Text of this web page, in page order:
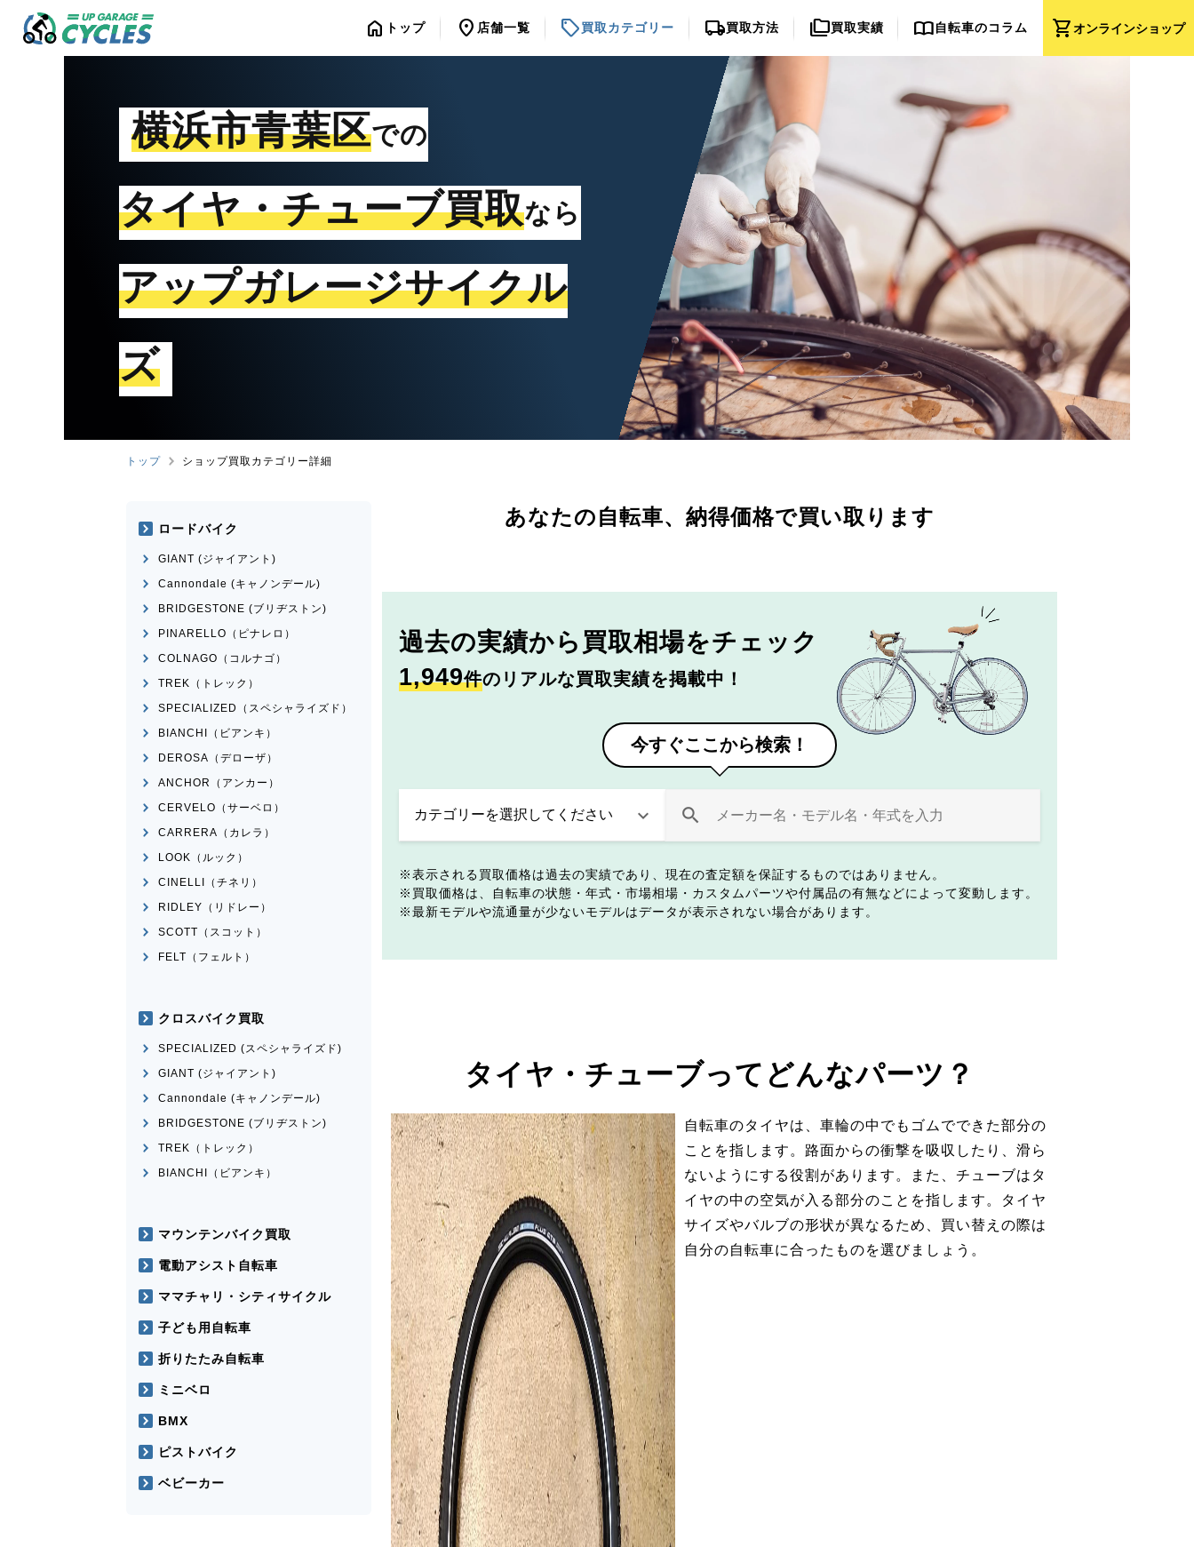
shopping_cartオンラインショップ
home トップ location_on 店舗一覧 sell買取カテゴリー local_shipping買取方法 folder_copy買取実績 import_contacts自転車のコラム
横浜市青葉区での
タイヤ・チューブ買取なら
アップガレージサイクル
ズ
トップ ショップ買取カテゴリー詳細
あなたの自転車、 納得価格で買い取ります
過去の実績から 買取相場をチェック
1,949件のリアルな買取実績を掲載中！
今すぐここから検索！
表示される買取価格は過去の実績であり、現在の査定額を保証するものではありません。
買取価格は、自転車の状態・年式・市場相場・カスタムパーツや付属品の有無などによって変動します。
最新モデルや流通量が少ないモデルはデータが表示されない場合があります。
タイヤ・チューブってどんなパーツ？
自転車のタイヤは、車輪の中でもゴムでできた部分の
ことを指します。路面からの衝撃を吸収したり、滑ら
ないようにする役割があります。また、チューブはタ
イヤの中の空気が入る部分のことを指します。タイヤ
サイズやバルブの形状が異なるため、買い替えの際は
自分の自転車に合ったものを選びましょう。
ロードバイク
GIANT (ジャイアント)
Cannondale (キャノンデール)
BRIDGESTONE (ブリヂストン)
PINARELLO（ピナレロ）
COLNAGO（コルナゴ）
TREK（トレック）
SPECIALIZED（スペシャライズド）
BIANCHI（ビアンキ）
DEROSA（デローザ）
ANCHOR（アンカー）
CERVELO（サーベロ）
CARRERA（カレラ）
LOOK（ルック）
CINELLI（チネリ）
RIDLEY（リドレー）
SCOTT（スコット）
FELT（フェルト）
クロスバイク買取
SPECIALIZED (スペシャライズド)
GIANT (ジャイアント)
Cannondale (キャノンデール)
BRIDGESTONE (ブリヂストン)
TREK（トレック）
BIANCHI（ビアンキ）
マウンテンバイク買取
電動アシスト自転車
ママチャリ・シティサイクル
子ども用自転車
折りたたみ自転車
ミニベロ
BMX
ピストバイク
ベビーカー